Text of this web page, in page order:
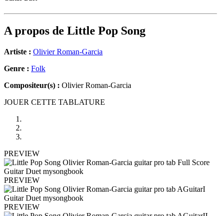
A propos de Little Pop Song
Artiste : Olivier Roman-Garcia
Genre : Folk
Compositeur(s) : Olivier Roman-Garcia
JOUER CETTE TABLATURE
PREVIEW
PREVIEW
PREVIEW